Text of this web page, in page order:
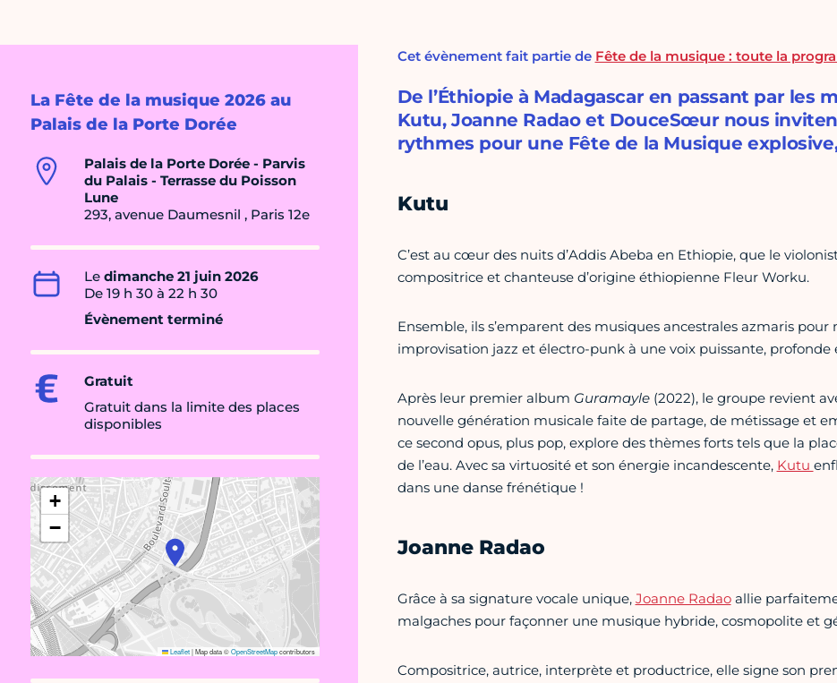
La Fête de la musique 2026 au
Palais de la Porte Dorée
Palais de la Porte Dorée - Parvis
du Palais - Terrasse du Poisson
Lune
293, avenue Daumesnil , Paris 12e
Le dimanche 21 juin 2026
De 19 h 30 à 22 h 30
Évènement terminé
Gratuit
Gratuit dans la limite des places
disponibles
+
−
Leaflet|Map data ©OpenStreetMapcontributors
Cet évènement fait partie de Fête de la musique : toute la
De l’Éthiopie à Madagascar en passant par les
Kutu, Joanne Radao et DouceSœur nous
rythmes pour une Fête de la Musique
Kutu
C’est au cœur des nuits d’Addis Abeba en Ethiopie, que le
compositrice et chanteuse d’origine éthiopienne Fleur Worku.
Ensemble, ils s’emparent des musiques ancestrales azmaris pour
improvisation jazz et électro-punk à une voix puissante, profonde
Après leur premier album Guramayle(2022), le groupe revient
nouvelle génération musicale faite de partage, de métissage et
ce second opus, plus pop, explore des thèmes forts tels que la
de l’eau. Avec sa virtuosité et son énergie incandescente, Kutu
dans une danse frénétique !
Joanne Radao
Grâce à sa signature vocale unique, Joanne Radaoallie
malgaches pour façonner une musique hybride, cosmopolite et
Compositrice, autrice, interprète et productrice, elle signe son